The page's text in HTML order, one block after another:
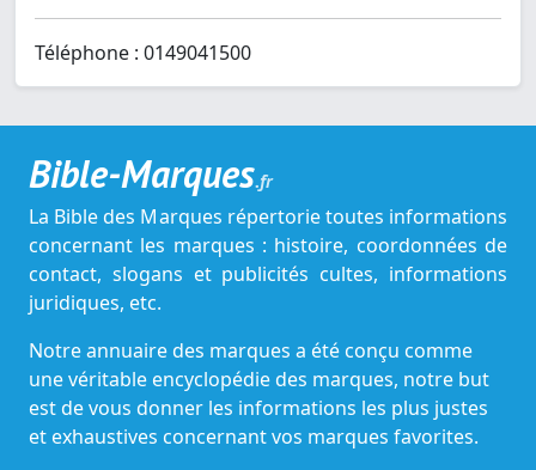
Téléphone : 0149041500
Bible-Marques.fr
La Bible des Marques répertorie toutes informations
concernant les marques : histoire, coordonnées de
contact, slogans et publicités cultes, informations
juridiques, etc.
Notre annuaire des marques a été conçu comme
une véritable encyclopédie des marques, notre but
est de vous donner les informations les plus justes
et exhaustives concernant vos marques favorites.